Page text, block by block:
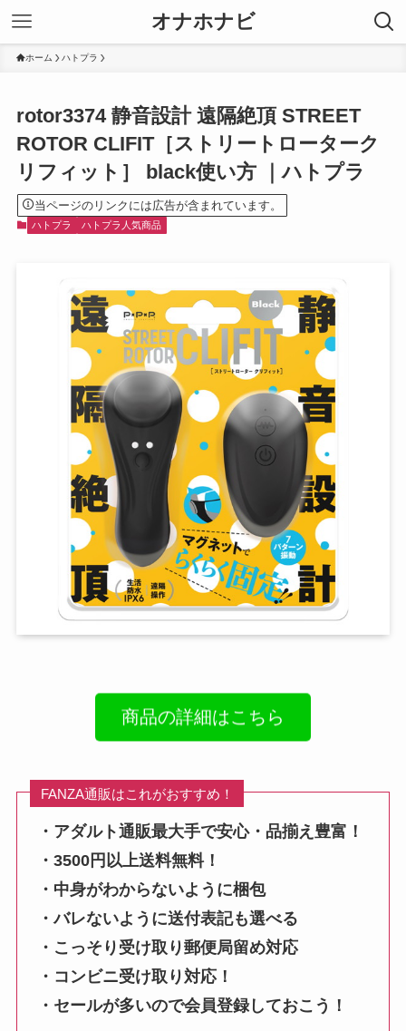
オナホナビ
ホーム ハトプラ
rotor3374 静音設計 遠隔絶頂 STREET
ROTOR CLIFIT［ストリートローターク
リフィット］ black使い方 ｜ハトプラ
当ページのリンクには広告が含まれています。
ハトプラ ハトプラ人気商品
商品の詳細はこちら
FANZA通販はこれがおすすめ！
・アダルト通販最大手で安心・品揃え豊富！
・3500円以上送料無料！
・中身がわからないように梱包
・バレないように送付表記も選べる
・こっそり受け取り郵便局留め対応
・コンビニ受け取り対応！
・セールが多いので会員登録しておこう！